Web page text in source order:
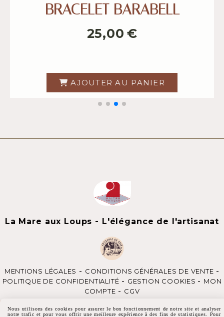
NEVEN SACOCHE
AJOUTER AU
La Mare aux Loups - L'élégance de l'artisanat
MENTIONS LÉGALES
CONDITIONS GÉNÉRALES DE VENTE
POLITIQUE DE CONFIDENTIALITÉ
GESTION COOKIES
MON
COMPTE
CGV
Nous utilisons des cookies pour assurer le bon fonctionnement de notre site et analyser
notre trafic et pour vous offrir une meilleure expérience à des fins de statistiques. Pour